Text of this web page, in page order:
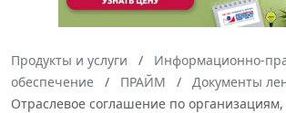
Продукты и услуги
Информационно-
обеспечение
ПРАЙМ
Документы
Отраслевое соглашение по организациям,